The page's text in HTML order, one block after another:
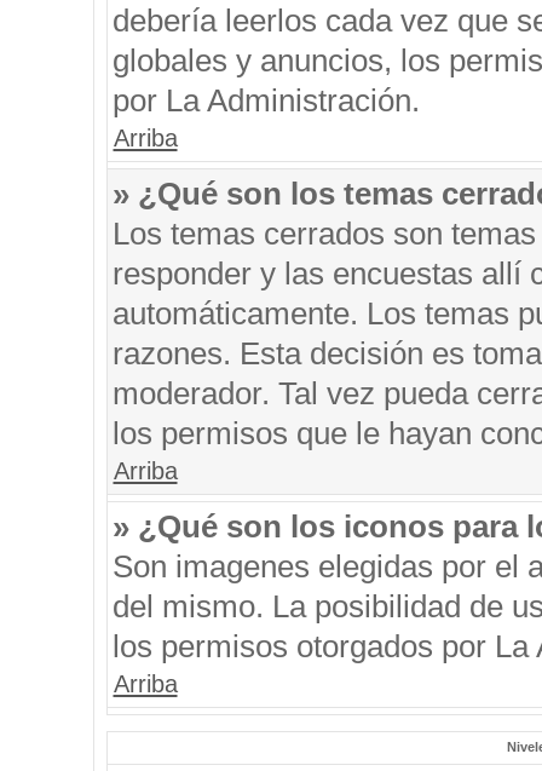
debería leerlos cada vez que
globales y anuncios, los
por La Administración.
Arriba
» ¿Qué son los temas
Los temas cerrados son
responder y las encuestas allí
automáticamente. Los temas
razones. Esta decisión es
moderador. Tal vez pueda
los permisos que le hayan
Arriba
» ¿Qué son los iconos para
Son imagenes elegidas por el
del mismo. La posibilidad de
los permisos otorgados por La
Arriba